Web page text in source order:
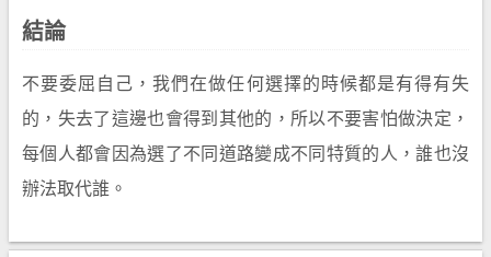
結論
不要委屈自己，我們在做任何選擇的時候都是有得有失
的，失去了這邊也會得到其他的，所以不要害怕做決定，
每個人都會因為選了不同道路變成不同特質的人，誰也沒
辦法取代誰。